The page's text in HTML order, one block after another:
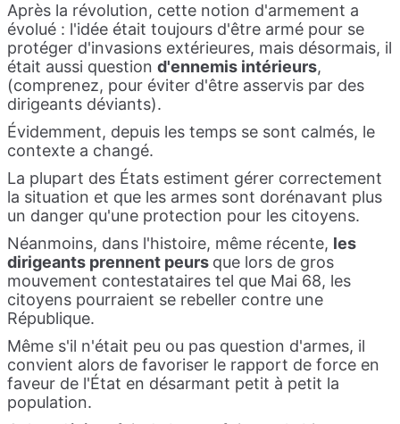
Après la révolution, cette notion d'armement a
évolué : l'idée était toujours d'être armé pour se
protéger d'invasions extérieures, mais désormais, il
était aussi question d'ennemis intérieurs,
(comprenez, pour éviter d'être asservis par des
dirigeants déviants).
Évidemment, depuis les temps se sont calmés, le
contexte a changé.
La plupart des États estiment gérer correctement
la situation et que les armes sont dorénavant plus
un danger qu'une protection pour les citoyens.
Néanmoins, dans l'histoire, même récente, les
dirigeants prennent peurs que lors de gros
mouvement contestataires tel que Mai 68, les
citoyens pourraient se rebeller contre une
République.
Même s'il n'était peu ou pas question d'armes, il
convient alors de favoriser le rapport de force en
faveur de l'État en désarmant petit à petit la
population.